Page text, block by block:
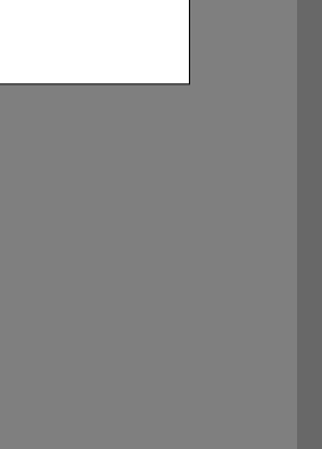
(z.B.
Website aber
Daten hierfür